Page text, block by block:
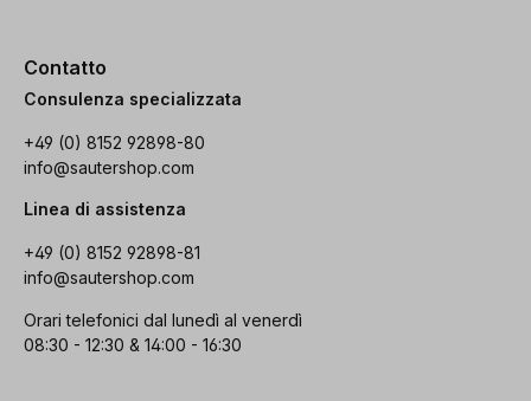
Contatto
Consulenza specializzata
+49 (0) 8152 92898-80
info@sautershop.com
Linea di assistenza
+49 (0) 8152 92898-81
info@sautershop.com
Orari telefonici dal lunedì al venerdì
08:30 - 12:30 & 14:00 - 16:30